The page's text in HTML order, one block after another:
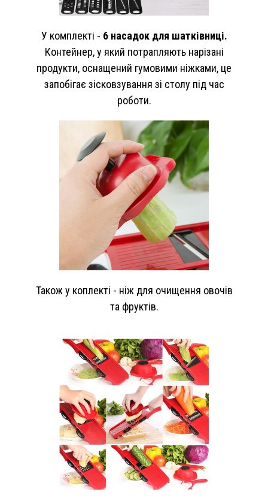
У комплекті - 6 насадок для шатківниці.
Контейнер, у який потрапляють нарізані
продукти, оснащений гумовими ніжками, це
запобігає зісковзування зі столу під час
роботи.
Також у коплекті - ніж для очищення овочів
та фруктів.